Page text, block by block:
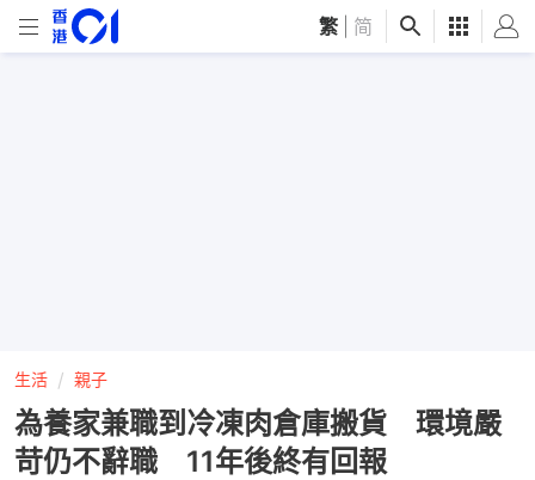
繁 简
生活 親子
為養家兼職到冷凍肉倉庫搬貨 環境嚴
苛仍不辭職 11年後終有回報